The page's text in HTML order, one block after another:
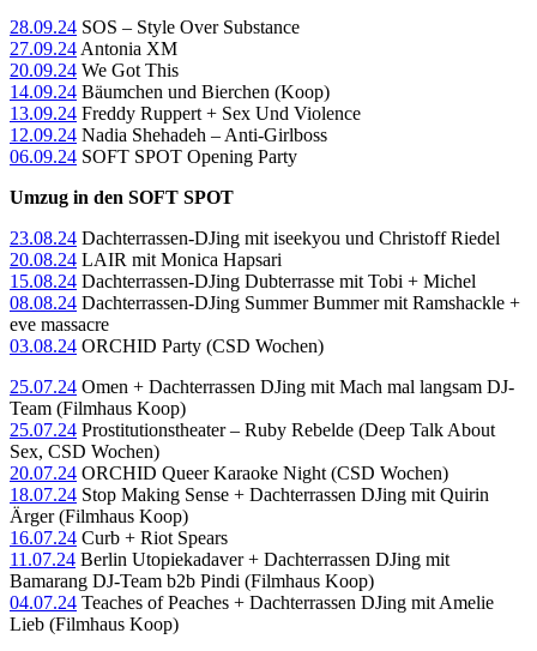
28.09.24 SOS – Style Over Substance
27.09.24 Antonia XM
20.09.24 We Got This
14.09.24 Bäumchen und Bierchen (Koop)
13.09.24 Freddy Ruppert + Sex Und Violence
12.09.24 Nadia Shehadeh – Anti-Girlboss
06.09.24 SOFT SPOT Opening Party
Umzug in den SOFT SPOT
23.08.24 Dachterrassen-DJing mit iseekyou und Christoff Riedel
20.08.24 LAIR mit Monica Hapsari
15.08.24 Dachterrassen-DJing Dubterrasse mit Tobi + Michel
08.08.24 Dachterrassen-DJing Summer Bummer mit Ramshackle +
eve massacre
03.08.24 ORCHID Party (CSD Wochen)
25.07.24 Omen + Dachterrassen DJing mit Mach mal langsam DJ-
Team (Filmhaus Koop)
25.07.24 Prostitutionstheater – Ruby Rebelde (Deep Talk About
Sex, CSD Wochen)
20.07.24 ORCHID Queer Karaoke Night (CSD Wochen)
18.07.24 Stop Making Sense + Dachterrassen DJing mit Quirin
Ärger (Filmhaus Koop)
16.07.24 Curb + Riot Spears
11.07.24 Berlin Utopiekadaver + Dachterrassen DJing mit
Bamarang DJ-Team b2b Pindi (Filmhaus Koop)
04.07.24 Teaches of Peaches + Dachterrassen DJing mit Amelie
Lieb (Filmhaus Koop)